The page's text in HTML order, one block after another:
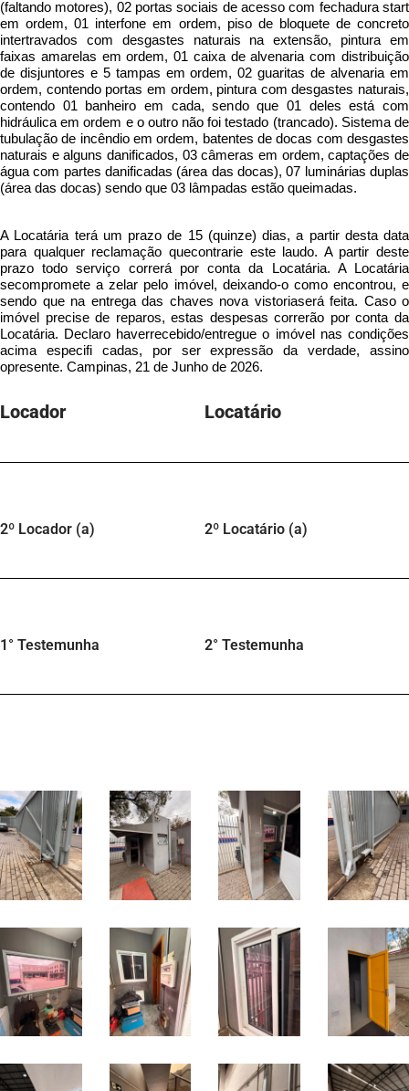
em ordem, 01 interfone em ordem, piso de bloquete de concreto
intertravados com desgastes naturais na extensão, pintura em
faixas amarelas em ordem, 01 caixa de alvenaria com distribuição
de disjuntores e 5 tampas em ordem, 02 guaritas de alvenaria em
ordem, contendo portas em ordem, pintura com desgastes naturais,
contendo 01 banheiro em cada, sendo que 01 deles está com
hidráulica em ordem e o outro não foi testado (trancado). Sistema de
tubulação de incêndio em ordem, batentes de docas com desgastes
naturais e alguns danificados, 03 câmeras em ordem, captações de
água com partes danificadas (área das docas), 07 luminárias duplas
(área das docas) sendo que 03 lâmpadas estão queimadas.
A Locatária terá um prazo de 15 (quinze) dias, a partir desta data
para qualquer reclamação quecontrarie este laudo. A partir deste
prazo todo serviço correrá por conta da Locatária. A Locatária
secompromete a zelar pelo imóvel, deixando-o como encontrou, e
sendo que na entrega das chaves nova vistoriaserá feita. Caso o
imóvel precise de reparos, estas despesas correrão por conta da
Locatária. Declaro haverrecebido/entregue o imóvel nas condições
acima especifi cadas, por ser expressão da verdade, assino
opresente. Campinas, 21 de Junho de 2026.
Locador
2º Locador (a)
1° Testemunha
Locatário​
2º Locatário (a)
2° Testemunha